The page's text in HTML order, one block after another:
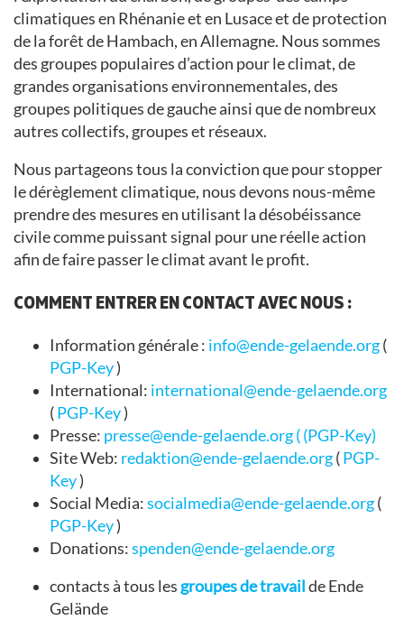
climatiques en Rhénanie et en Lusace et de protection
de la forêt de Hambach, en Allemagne. Nous sommes
des groupes populaires d’action pour le climat, de
grandes organisations environnementales, des
groupes politiques de gauche ainsi que de nombreux
autres collectifs, groupes et réseaux.
Nous partageons tous la conviction que pour stopper
le dérèglement climatique, nous devons nous-même
prendre des mesures en utilisant la désobéissance
civile comme puissant signal pour une réelle action
afin de faire passer le climat avant le profit.
COMMENT ENTRER EN CONTACT AVEC NOUS :
Information générale : info@ende-gelaende.org(
PGP-Key)
International: international@ende-gelaende.org
(PGP-Key)
Presse: presse@ende-gelaende.org((PGP-Key)
Site Web: redaktion@ende-gelaende.org(PGP-
Key)
Social Media:socialmedia@ende-gelaende.org(
PGP-Key)
Donations:spenden@ende-gelaende.org
contacts à tous lesgroupes de travailde Ende
Gelände